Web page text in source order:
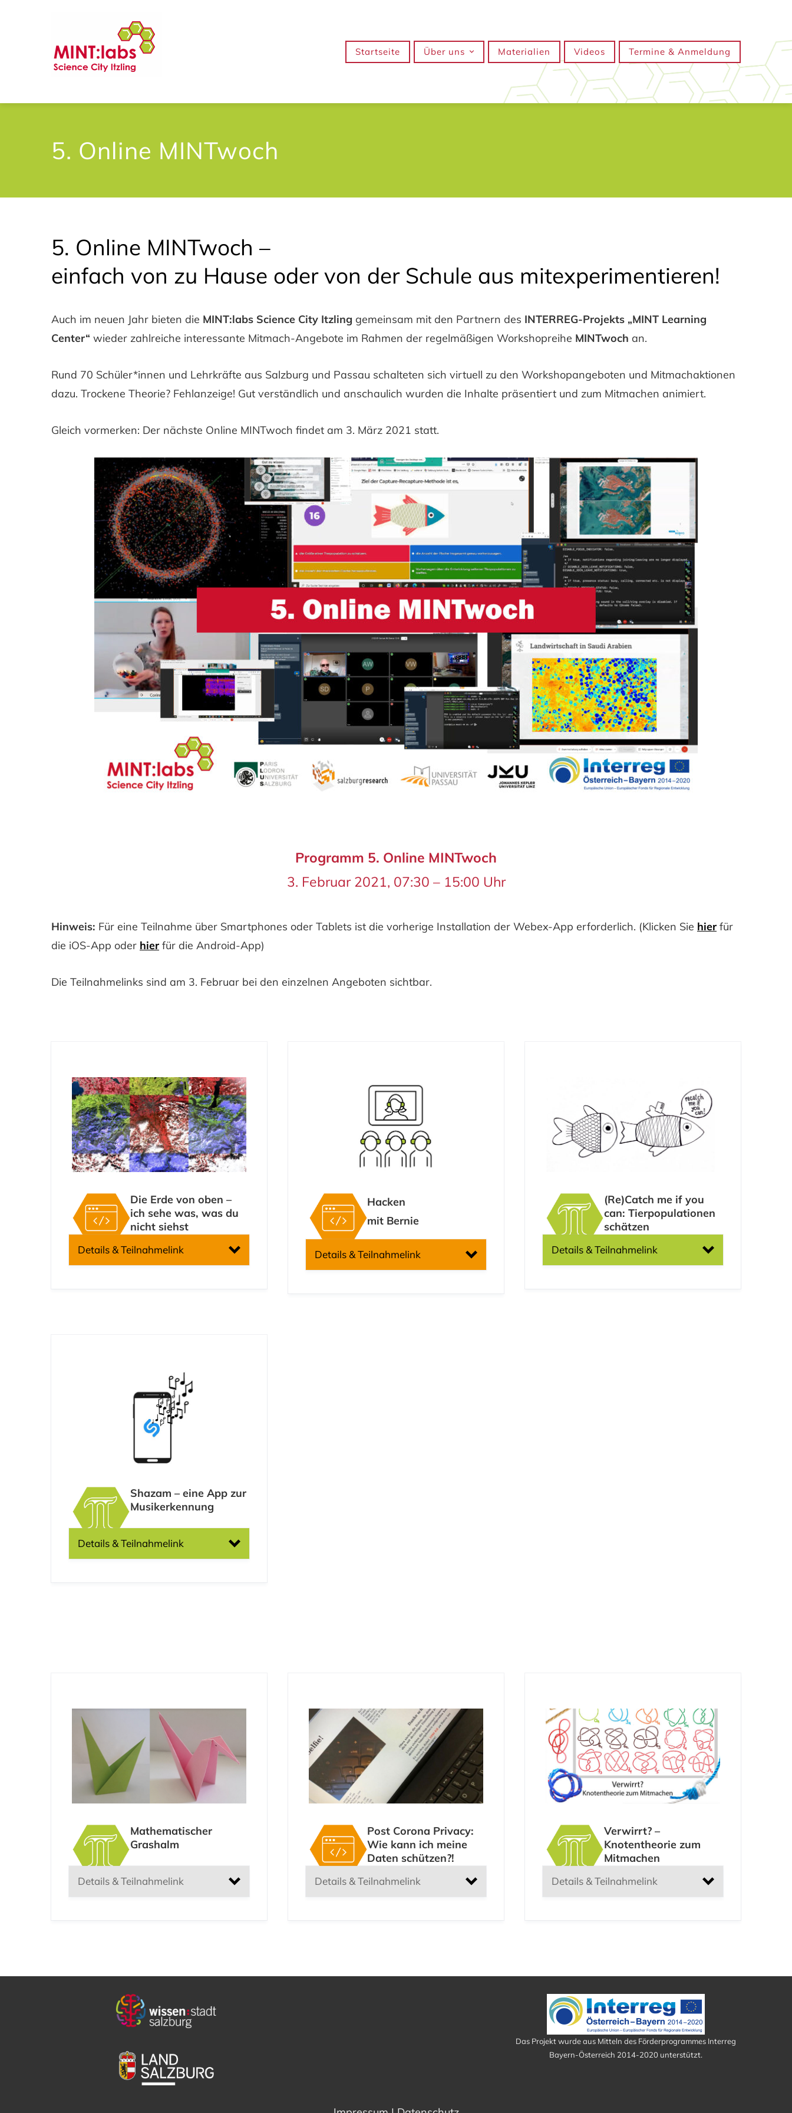
Startseite Über uns Materialien Videos Termine & Anmeldung
5. Online MINTwoch
5. Online MINTwoch –
einfach von zu Hause oder von der Schule aus mitexperimentieren!
Auch im neuen Jahr bieten die MINT:labs Science City Itzling gemeinsam mit den Partnern des INTERREG-Projekts „MINT Learning
Center“ wieder zahlreiche interessante Mitmach-Angebote im Rahmen der regelmäßigen Workshopreihe MINTwoch an.
Rund 70 Schüler*innen und Lehrkräfte aus Salzburg und Passau schalteten sich virtuell zu den Workshopangeboten und Mitmachaktionen
dazu. Trockene Theorie? Fehlanzeige! Gut verständlich und anschaulich wurden die Inhalte präsentiert und zum Mitmachen animiert.
Gleich vormerken: Der nächste Online MINTwoch findet am 3. März 2021 statt.
Programm 5. Online MINTwoch
3. Februar 2021, 07:30 – 15:00 Uhr
Hinweis: Für eine Teilnahme über Smartphones oder Tablets ist die vorherige Installation der Webex-App erforderlich. (Klicken Sie hier für
die iOS-App oder hier für die Android-App)
Die Teilnahmelinks sind am 3. Februar bei den einzelnen Angeboten sichtbar.
Die Erde von oben –
ich sehe was, was du
nicht siehst
Details & Teilnahmelink
Hacken
mit Bernie
Details & Teilnahmelink
Zeitfenster:
(Re)Catch me if you
can: Tierpopulationen
schätzen
Details & Teilnahmelink
Shazam – eine App zur
Musikerkennung
Details & Teilnahmelink
12:45-13:30 Uhr
WebEx-Meeting
Mathematischer
Grashalm
Details & Teilnahmelink
Post Corona Privacy:
Wie kann ich meine
Daten schützen?!
Details & Teilnahmelink
Verwirrt? –
Knotentheorie zum
Mitmachen
Details & Teilnahmelink
Das Projekt wurde aus Mitteln des Förderprogrammes Interreg
Bayern-Österreich 2014-2020 unterstützt.